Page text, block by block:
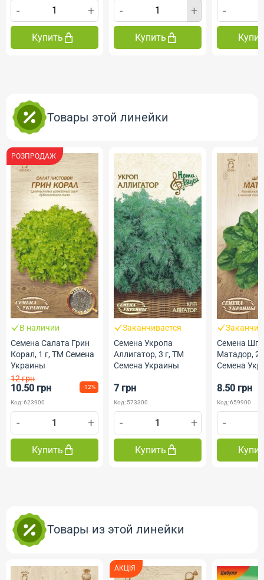
- +
Купить
- +
Купить
-
Товары этой линейки
РОЗПРОДАЖ
В наличии
Семена Салата Грин
Корал, 1 г, ТМ Семена
Украины
12 грн
10.50 грн -12%
Код: 623900
- +
Купить
Заканчивается
Семена Укропа
Аллигатор, 3 г, ТМ
Семена Украины
7 грн
Код: 573300
- +
Купить
Семена
Матадор, 2
Семена
8.50 грн
Код: 659900
-
Товары из этой линейки
АКЦІЯ